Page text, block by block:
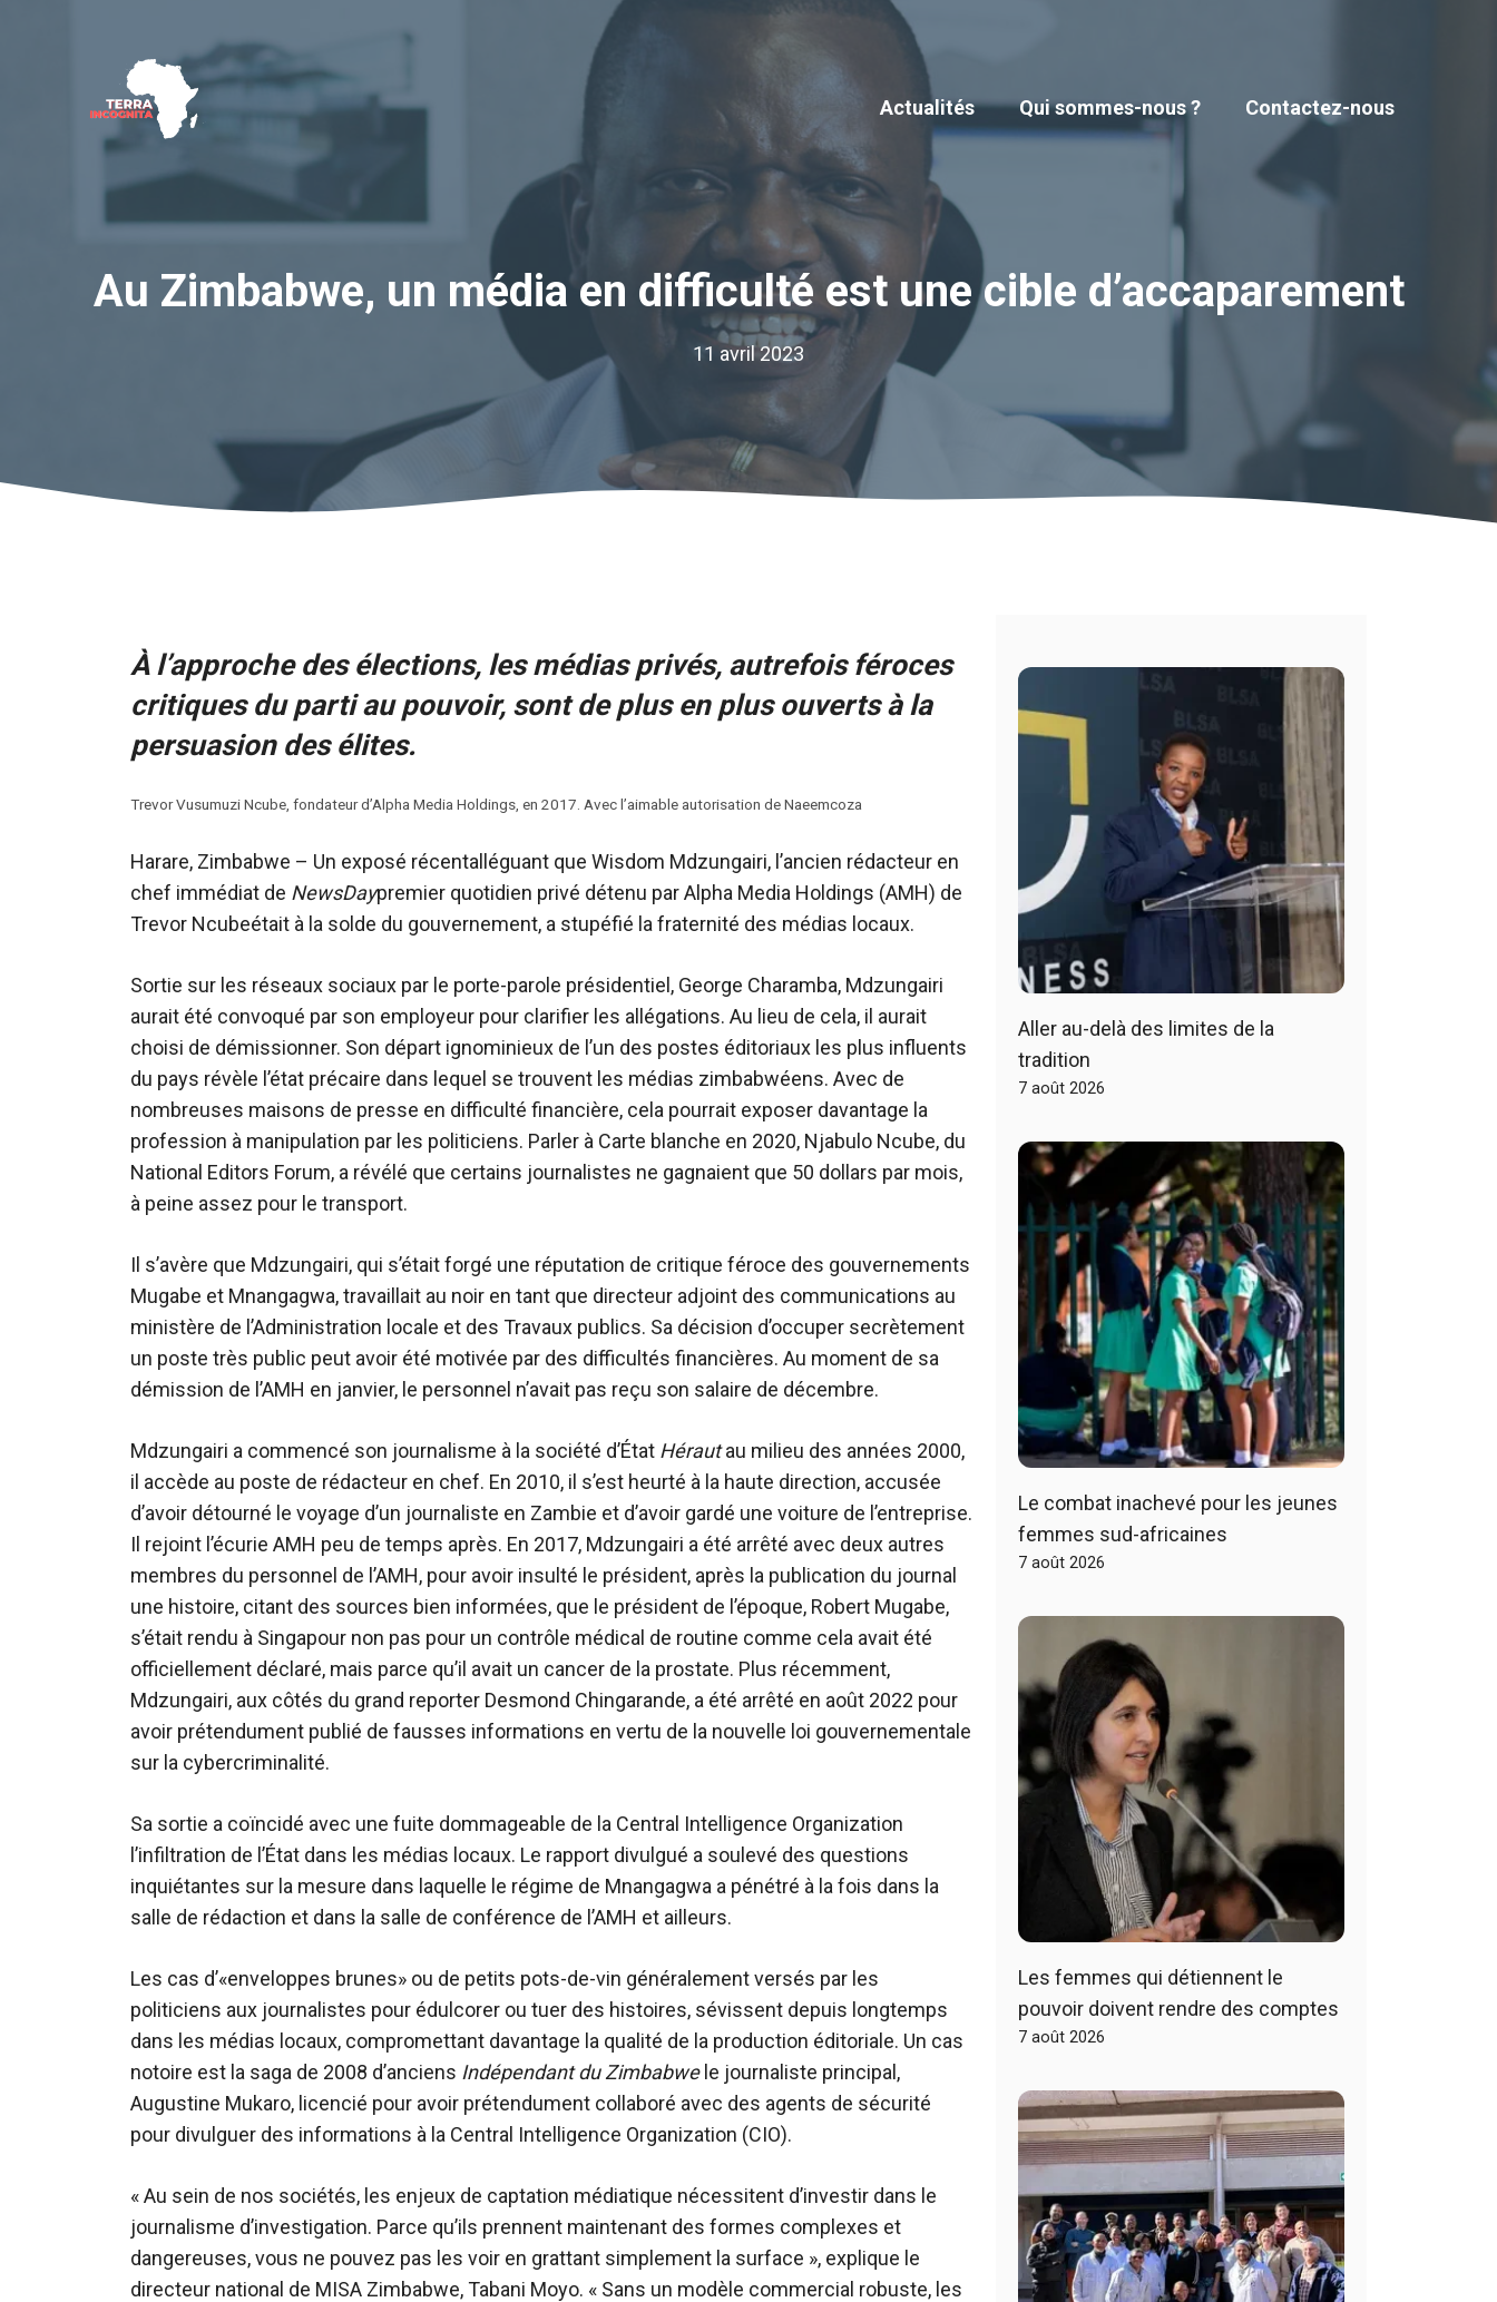
Actualités
Qui sommes-nous ? Contactez-nous
Au Zimbabwe, un média en difficulté est une cible d’accaparement
11 avril 2023
À l’approche des élections, les médias privés, autrefois féroces
critiques du parti au pouvoir, sont de plus en plus ouverts à la
persuasion des élites.
Trevor Vusumuzi Ncube, fondateur d’Alpha Media Holdings, en 2017. Avec l’aimable autorisation de Naeemcoza
Harare, Zimbabwe – Un exposé récentalléguant que Wisdom Mdzungairi, l’ancien rédacteur en
chef immédiat de NewsDaypremier quotidien privé détenu parAlpha Media Holdings (AMH) de
Trevor Ncubeétait à la solde du gouvernement, a stupéfié la fraternité des médias locaux.
Sortie sur les réseaux sociaux par le porte-parole présidentiel, George Charamba, Mdzungairi
aurait été convoqué par son employeur pour clarifier les allégations. Au lieu de cela, il aurait
choisi de démissionner. Son départ ignominieux de l’un des postes éditoriaux les plus influents
du pays révèle l’état précaire dans lequel se trouvent les médias zimbabwéens. Avec de
nombreuses maisons de presse en difficulté financière, cela pourrait exposer davantage la
profession à manipulation par les politiciens. Parler à Carte blanche en 2020, Njabulo Ncube, du
National Editors Forum, a révélé que certains journalistes ne gagnaient que 50 dollars par mois,
à peine assez pour le transport.
Il s’avère que Mdzungairi, qui s’était forgé une réputation de critique féroce des gouvernements
Mugabe et Mnangagwa, travaillait au noir en tant que directeur adjoint des communications au
ministère de l’Administration locale et des Travaux publics. Sa décision d’occuper secrètement
un poste très public peut avoir été motivée par des difficultés financières. Au moment de sa
démission de l’AMH en janvier, le personnel n’avait pas reçu son salaire de décembre.
Mdzungairi a commencé son journalisme à la société d’État Hérautau milieu des années 2000,
il accède au poste de rédacteur en chef. En 2010, il s’est heurté à la haute direction, accusée
d’avoir détourné le voyage d’un journaliste en Zambie et d’avoir gardé une voiture de l’entreprise.
Il rejoint l’écurie AMH peu de temps après. En 2017, Mdzungairi a été arrêté avec deux autres
membres du personnel de l’AMH, pour avoir insulté le président, après la publication du journal
une histoire, citant des sources bien informées, que le président de l’époque, Robert Mugabe,
s’était rendu à Singapour non pas pour un contrôle médical de routine comme cela avait été
officiellement déclaré, mais parce qu’il avait un cancer de la prostate. Plus récemment,
Mdzungairi, aux côtés du grand reporter Desmond Chingarande, a été arrêté en août 2022 pour
avoir prétendument publié de fausses informations en vertu de la nouvelle loi gouvernementale
sur la cybercriminalité.
Sa sortie a coïncidé avec une fuite dommageable de la Central Intelligence Organization
l’infiltration de l’État dans les médias locaux. Le rapport divulgué a soulevé des questions
inquiétantes sur la mesure dans laquelle le régime de Mnangagwa a pénétré à la fois dans la
salle de rédaction et dans la salle de conférence de l’AMH et ailleurs.
Les cas d’«enveloppes brunes» ou de petits pots-de-vin généralement versés par les
politiciens aux journalistes pour édulcorer ou tuer des histoires, sévissent depuis longtemps
dans les médias locaux, compromettant davantage la qualité de la production éditoriale. Un cas
notoire est la saga de 2008 d’anciens Indépendant du Zimbabwele journaliste principal,
Augustine Mukaro, licencié pour avoir prétendument collaboré avec des agents de sécurité
pour divulguer des informations à la Central Intelligence Organization (CIO).
« Au sein de nos sociétés, les enjeux de captation médiatique nécessitent d’investir dans le
journalisme d’investigation. Parce qu’ils prennent maintenant des formes complexes et
dangereuses, vous ne pouvez pas les voir en grattant simplement la surface », explique le
directeur national de MISA Zimbabwe, Tabani Moyo. « Sans un modèle commercial robuste, les
Aller au-delà des limites de la
tradition
7 août 2026
Le combat inachevé pour les jeunes
femmes sud-africaines
7 août 2026
Les femmes qui détiennent le
pouvoir doivent rendre des comptes
7 août 2026